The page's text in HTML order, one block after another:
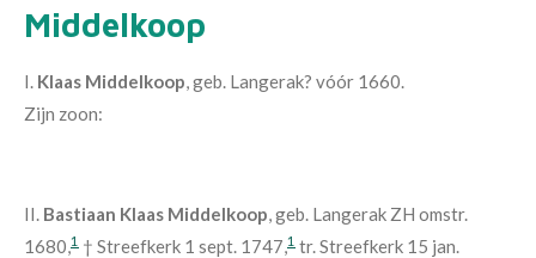
Middelkoop
I. Klaas Middelkoop, geb. Langerak? vóór 1660.
Zijn zoon:
II. Bastiaan Klaas Middelkoop, geb. Langerak ZH omstr.
1680,1 † Streefkerk 1 sept. 1747,1 tr. Streefkerk 15 jan.